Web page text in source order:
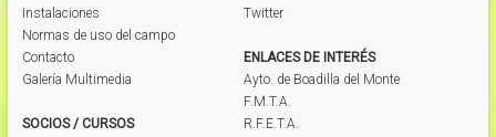
Instalaciones
Normas de uso del campo
Contacto
Galería Multimedia
SOCIOS / CURSOS
Twitter
ENLACES DE INTERÉS
Ayto. de Boadilla del Monte
F.M.T.A.
R.F.E.T.A.